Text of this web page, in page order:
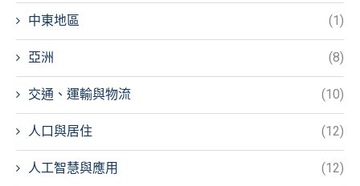
中東地區 (1)
亞洲 (8)
交通、運輸與物流 (10)
人口與居住 (12)
人工智慧與應用 (12)